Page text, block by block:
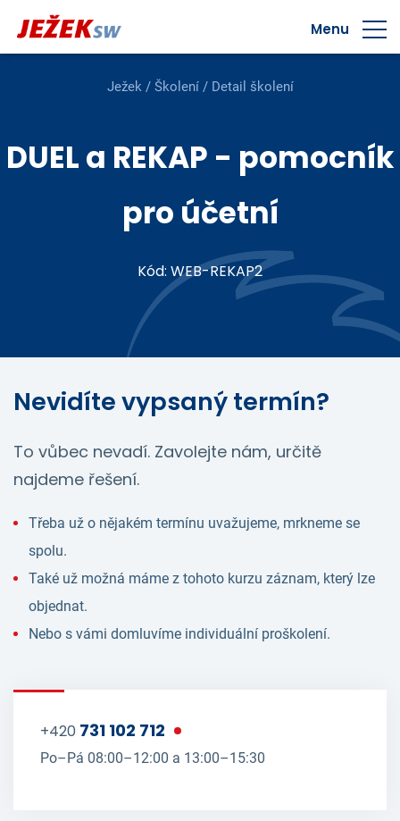
Menu
Ježek/ Školení/ Detail školení
DUEL a REKAP - pomocník
pro účetní
Kód: WEB-REKAP2
Nevidíte vypsaný termín?
To vůbec nevadí. Zavolejte nám, určitě
najdeme řešení.
Třeba už o nějakém termínu uvažujeme, mrkneme se
spolu.
Také už možná máme z tohoto kurzu záznam, který lze
objednat.
Nebo s vámi domluvíme individuální proškolení.
+420 731 102 712
Po–Pá 08:00–12:00 a 13:00–15:30